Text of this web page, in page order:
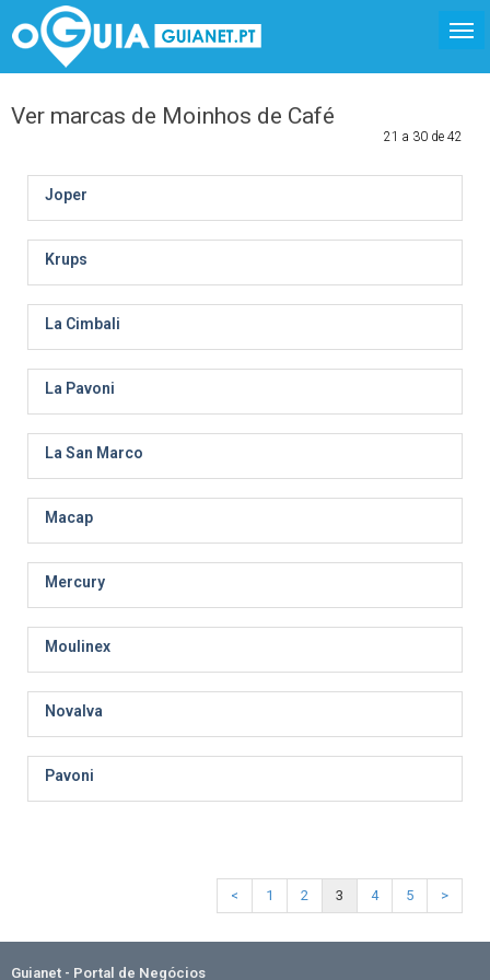
Ver marcas de Moinhos de Café
21 a 30 de 42
Joper
Krups
La Cimbali
La Pavoni
La San Marco
Macap
Mercury
Moulinex
Novalva
Pavoni
< 1 2 3 4 5 >
Guianet - Portal de Negócios